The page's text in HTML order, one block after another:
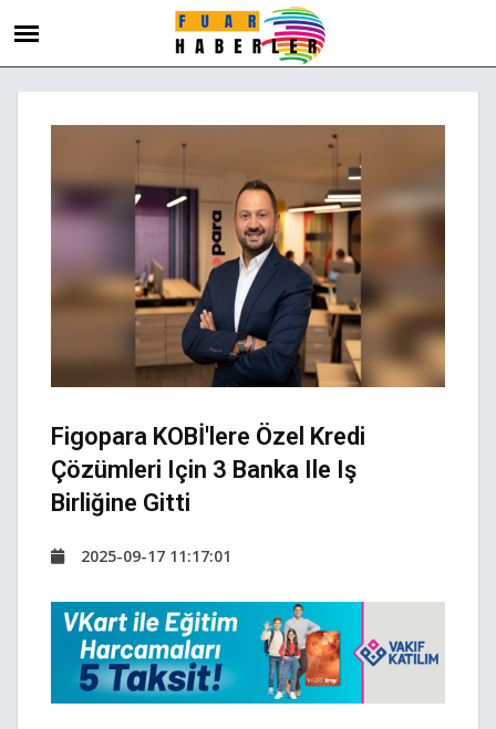
Figopara KOBİ'lere Özel Kredi
Çözümleri Için 3 Banka Ile Iş
Birliğine Gitti
2025-09-17 11:17:01